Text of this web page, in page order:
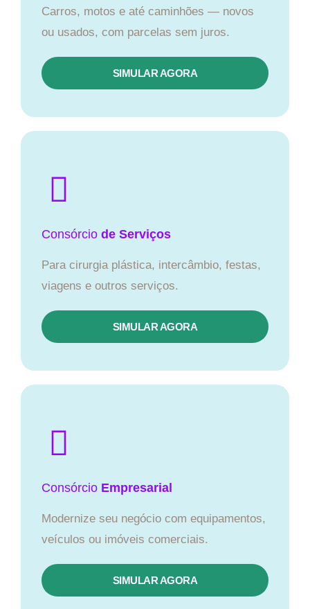
Carros, motos e até caminhões — novos
ou usados, com parcelas sem juros.
SIMULAR AGORA
Consórcio de Serviços
Para cirurgia plástica, intercâmbio, festas,
viagens e outros serviços.
SIMULAR AGORA
Consórcio Empresarial
Modernize seu negócio com equipamentos,
veículos ou imóveis comerciais.
SIMULAR AGORA